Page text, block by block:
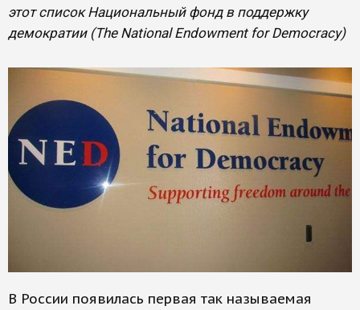
этот список Национальный фонд в поддержку
демократии (The National Endowment for Democracy)
В России появилась первая так называемая